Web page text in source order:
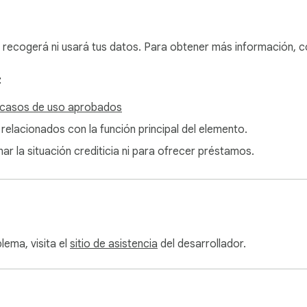
en fe.training.
la barra de progreso mientras se crea el doblaje.
entender de verdad.
DE ÁRABE A HINDI
tailandés, hebreo, ucraniano y más de 25 más.
LBO, en Tokio trabajando en modelado financiero, en
ni usará tus datos. Para obtener más información,
de uso aprobados
con la función principal del elemento.
la situación crediticia ni para ofrecer préstamos.
visita el sitio de asistencia del desarrollador.